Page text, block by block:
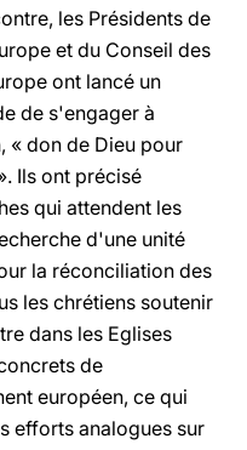
les Présidents de
et du Conseil des
ont lancé un
de s'engager à
« don de Dieu pour
Ils ont précisé
qui attendent les
d'une unité
la réconciliation des
les chrétiens soutenir
dans les Eglises
de
européen, ce qui
efforts analogues sur